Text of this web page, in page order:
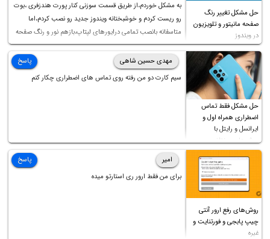
حل مشکل تغییر رنگ
صفحه مانیتور و تلویزیون
در ویندوز
به مشکل خوردم،از طریق قسمت سوزنی کنار پورت هندزفری ،بوت
رو ریست کردم و خوشبختانه ویندوز جدید رو نصب کردم،اما
متاسفانه بانصب تمامی درایورهای لپتاپ،بازهم نور و رنگ صفحه
چه موقع کار چه موقع پخش فیلم مثل سابق نیست(نور زیاده و بی
کیفیت)،با ابدیت کردن کارت گرافیک،کالیبره کردن و غیره هم نور و
رنگ درست نشد (انگار تصویر ماته)، خواهشمند است راهنمایی
فرمایید باتشکر
حل مشکل فقط تماس
اضطراری همراه اول و
ایرانسل و رایتل با
روش‌های مختلف
مهدی حسین شاهی
سیم کارت دو من رفته روی تماس های اضطراری چکار کنم
پاسخ
روش‌های رفع ارور آنتی
چیپ پابجی و فورتنایت و
غیره
امیر
برای من فقط ارور ری استارتو میده
پاسخ